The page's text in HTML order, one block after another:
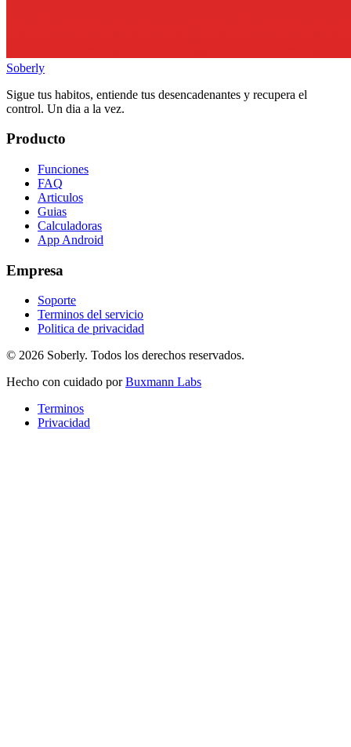
Soberly
Sigue tus habitos, entiende tus desencadenantes y recupera el
control. Un dia a la vez.
Producto
Funciones
FAQ
Articulos
Guias
Calculadoras
App Android
Empresa
Soporte
Terminos del servicio
Politica de privacidad
© 2026 Soberly. Todos los derechos reservados.
Hecho con cuidado porBuxmann Labs
Terminos
Privacidad